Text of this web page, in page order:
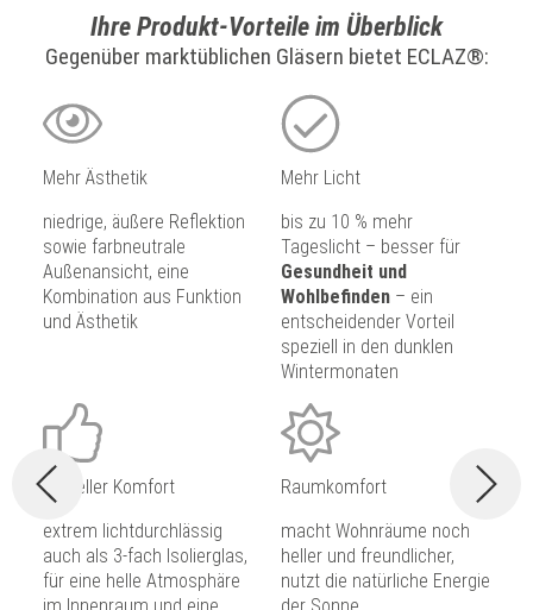
Ihre Produkt-Vorteile im Überblick
Gegenüber marktüblichen Gläsern bietet ECLAZ®:
Mehr Ästhetik
niedrige, äußere Reflektion
sowie farbneutrale
Außenansicht, eine
Kombination aus Funktion
und Ästhetik
Mehr Licht
bis zu 10 % mehr
Tageslicht – besser für
Gesundheit und
Wohlbefinden – ein
entscheidender Vorteil
speziell in den dunklen
Wintermonaten
Visueller Komfort
extrem lichtdurchlässig
auch als 3-fach Isolierglas,
für eine helle Atmosphäre
Raumkomfort
macht Wohnräume noch
heller und freundlicher,
nutzt die natürliche Energie